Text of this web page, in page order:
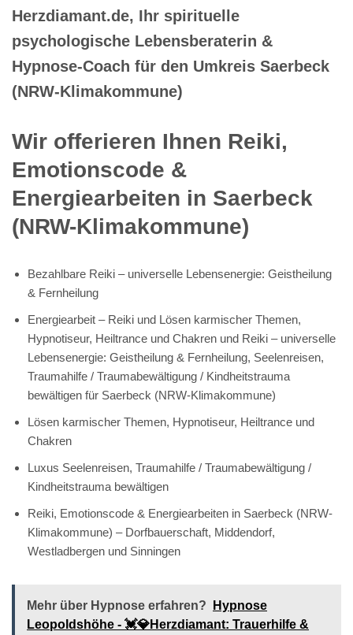
Herzdiamant.de, Ihr spirituelle
psychologische Lebensberaterin &
Hypnose-Coach für den Umkreis Saerbeck
(NRW-Klimakommune)
Wir offerieren Ihnen Reiki,
Emotionscode &
Energiearbeiten in Saerbeck
(NRW-Klimakommune)
Bezahlbare Reiki – universelle Lebensenergie: Geistheilung
& Fernheilung
Energiearbeit – Reiki und Lösen karmischer Themen,
Hypnotiseur, Heiltrance und Chakren und Reiki – universelle
Lebensenergie: Geistheilung & Fernheilung, Seelenreisen,
Traumahilfe / Traumabewältigung / Kindheitstrauma
bewältigen für Saerbeck (NRW-Klimakommune)
Lösen karmischer Themen, Hypnotiseur, Heiltrance und
Chakren
Luxus Seelenreisen, Traumahilfe / Traumabewältigung /
Kindheitstrauma bewältigen
Reiki, Emotionscode & Energiearbeiten in Saerbeck (NRW-
Klimakommune) – Dorfbauerschaft, Middendorf,
Westladbergen und Sinningen
Mehr über Hypnose erfahren?
Hypnose
Leopoldshöhe - 💓️💎Herzdiamant: Trauerhilfe &